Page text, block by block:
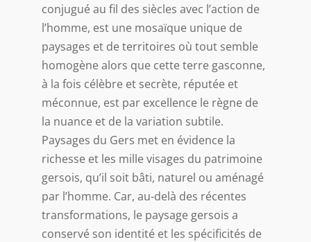
conjugué au fil des siècles avec l’action de
l’homme, est une mosaïque unique de
paysages et de territoires où tout semble
homogène alors que cette terre gasconne,
à la fois célèbre et secrète, réputée et
méconnue, est par excellence le règne de
la nuance et de la variation subtile.
Paysages du Gers met en évidence la
richesse et les mille visages du patrimoine
gersois, qu’il soit bâti, naturel ou aménagé
par l’homme. Car, au-delà des récentes
transformations, le paysage gersois a
conservé son identité et les spécificités de